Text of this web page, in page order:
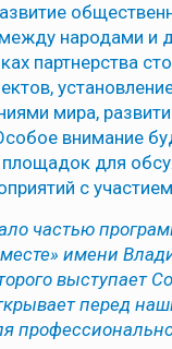
народами и
партнерства
мира,
внимание
для
с
частью
имени
выступает
перед